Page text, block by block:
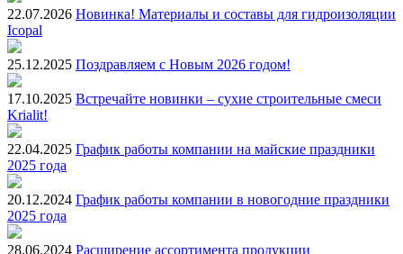
22.07.2026 Новинка! Материалы и составы для гидроизоляции
Icopal
25.12.2025 Поздравляем с Новым 2026 годом!
17.10.2025 Встречайте новинки – сухие строительные смеси
Krialit!
22.04.2025 График работы компании на майские праздники
2025 года
20.12.2024 График работы компании в новогодние праздники
2025 года
28.06.2024 Расширение ассортимента продукции